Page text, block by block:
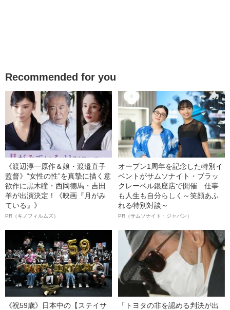
Recommended for you
《渡辺淳一原作＆娘・渡邉直子
監督》“女性の性”を真摯に描く意
欲作に黒木瞳・西岡德馬・吉田
羊が出演決定！《映画『月がみ
ている』》
PR（キノフィルムズ）
オープン1周年を記念した特別イ
ベントがサムソナイト・ブラッ
クレーベル銀座店で開催 仕事
も人生も自分らしく～笑顔あふ
れる特別対談～
PR（サムソナイト・ジャパン）
《祝59歳》日本中の【ステイサ
「トヨタの非を認める判決が出